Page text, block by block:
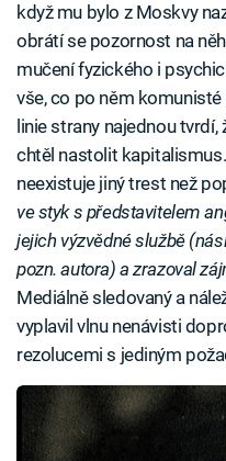
když mu bylo z Moskvy
obrátí se pozornost na
mučení fyzického i
vše, co po něm
linie strany najednou
chtěl nastolit
neexistuje jiný trest než
ve styk s představitelem
jejich výzvědné službě
pozn. autora) a zrazoval
Mediálně sledovaný a
vyplavil vlnu nenávisti
rezolucemi s jediným